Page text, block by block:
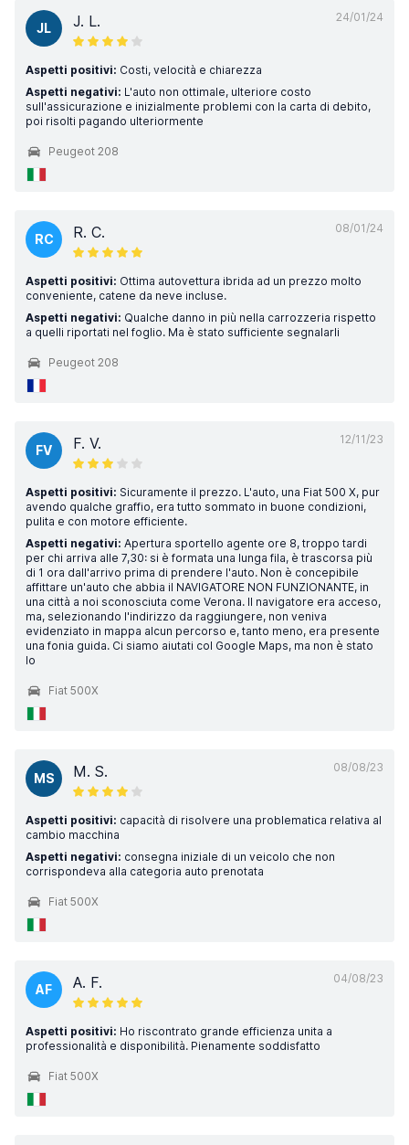
24/01/24
JL J. L.
Aspetti positivi: Costi, velocità e chiarezza
Aspetti negativi: L'auto non ottimale, ulteriore costo
sull'assicurazione e inizialmente problemi con la carta di debito,
poi risolti pagando ulteriormente
Peugeot 208
08/01/24
RC R. C.
Aspetti positivi: Ottima autovettura ibrida ad un prezzo molto
conveniente, catene da neve incluse.
Aspetti negativi: Qualche danno in più nella carrozzeria rispetto
a quelli riportati nel foglio. Ma è stato sufficiente segnalarli
Peugeot 208
12/11/23
FV F. V.
Aspetti positivi: Sicuramente il prezzo. L'auto, una Fiat 500 X, pur
avendo qualche graffio, era tutto sommato in buone condizioni,
pulita e con motore efficiente.
Aspetti negativi: Apertura sportello agente ore 8, troppo tardi
per chi arriva alle 7,30: si è formata una lunga fila, è trascorsa più
di 1 ora dall'arrivo prima di prendere l'auto. Non è concepibile
affittare un'auto che abbia il NAVIGATORE NON FUNZIONANTE, in
una città a noi sconosciuta come Verona. Il navigatore era acceso,
ma, selezionando l'indirizzo da raggiungere, non veniva
evidenziato in mappa alcun percorso e, tanto meno, era presente
una fonia guida. Ci siamo aiutati col Google Maps, ma non è stato
lo
Fiat 500X
08/08/23
MS M. S.
Aspetti positivi: capacità di risolvere una problematica relativa al
cambio macchina
Aspetti negativi: consegna iniziale di un veicolo che non
corrispondeva alla categoria auto prenotata
Fiat 500X
04/08/23
AF A. F.
Aspetti positivi: Ho riscontrato grande efficienza unita a
professionalità e disponibilità. Pienamente soddisfatto
Fiat 500X